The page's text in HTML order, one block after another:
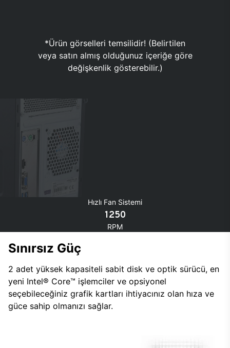
*Ürün görselleri temsilidir! (Belirtilen
veya satın almış olduğunuz içeriğe göre
değişkenlik gösterebilir.)
Hızlı Fan Sistemi
1250
RPM
Sınırsız Güç
2 adet yüksek kapasiteli sabit disk ve optik sürücü, en
yeni Intel® Core™ işlemciler ve opsiyonel
seçebileceğiniz grafik kartları ihtiyacınız olan hıza ve
güce sahip olmanızı sağlar.